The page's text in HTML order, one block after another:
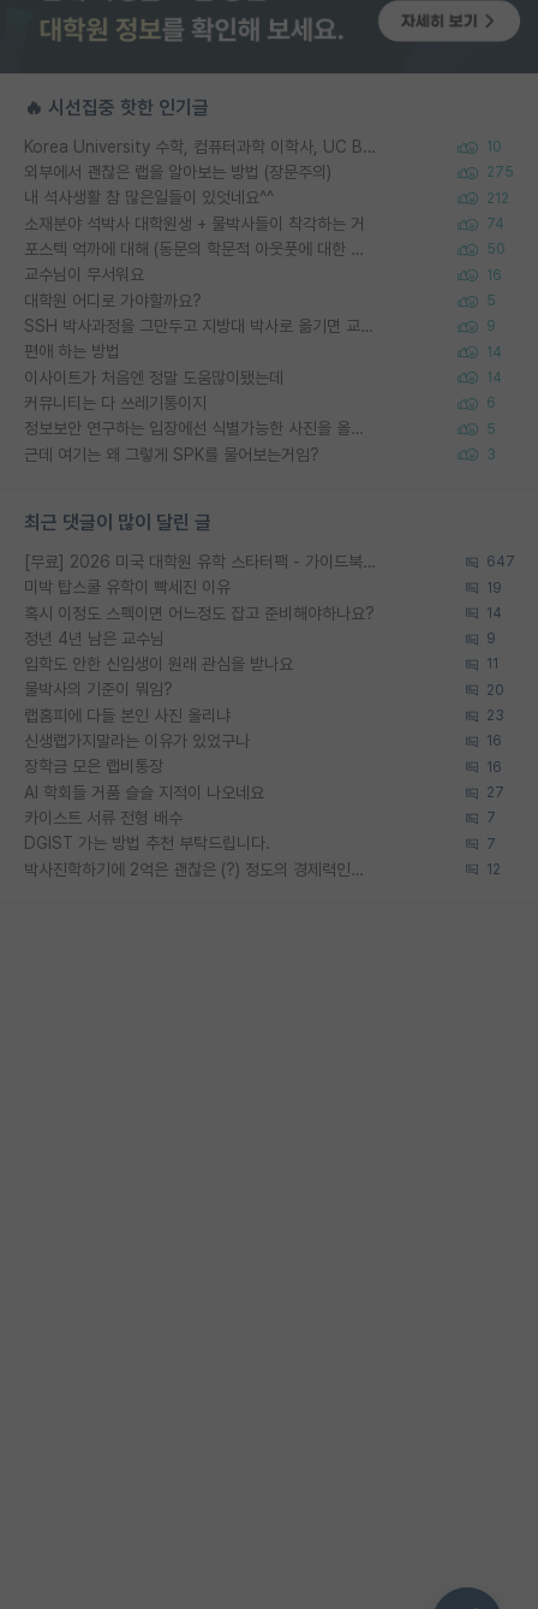
🔥 시선집중 핫한 인기글
Korea University 수학, 컴퓨터과학 이학사, UC Berkeley 산업공학 대학원 공학박사가 되는 것은 쉽지 않겠죠? 10
외부에서 괜찮은 랩을 알아보는 방법 (장문주의) 275
내 석사생활 참 많은일들이 있엇네요^^ 212
소재분야 석박사 대학원생 + 물박사들이 착각하는 거 74
포스텍 억까에 대해 (동문의 학문적 아웃풋에 대한 반박) 50
교수님이 무서워요 16
대학원 어디로 가야할까요? 5
SSH 박사과정을 그만두고 지방대 박사로 옮기면 교수의 꿈은 끝일까요? 9
편애 하는 방법 14
이사이트가 처음엔 정말 도움많이됐는데 14
커뮤니티는 다 쓰레기통이지 6
정보보안 연구하는 입장에선 식별가능한 사진을 올리는건 비추이긴함 5
근데 여기는 왜 그렇게 SPK를 물어보는거임? 3
최근 댓글이 많이 달린 글
[무료] 2026 미국 대학원 유학 스타터팩 - 가이드북 & 합격자 컨택메일 템플릿 647
미박 탑스쿨 유학이 빡세진 이유 19
혹시 이정도 스펙이면 어느정도 잡고 준비해야하나요? 14
정년 4년 남은 교수님 9
입학도 안한 신입생이 원래 관심을 받나요 11
물박사의 기준이 뭐임? 20
랩홈피에 다들 본인 사진 올리냐 23
신생랩가지말라는 이유가 있었구나 16
장학금 모은 랩비통장 16
AI 학회들 거품 슬슬 지적이 나오네요 27
카이스트 서류 전형 배수 7
DGIST 가는 방법 추천 부탁드립니다. 7
박사진학하기에 2억은 괜찮은 (?) 정도의 경제력인가요 12